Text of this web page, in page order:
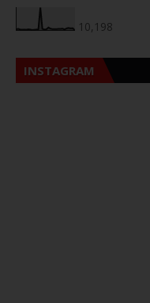
10,198
INSTAGRAM